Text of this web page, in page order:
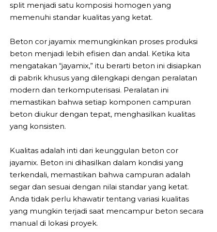
split menjadi satu komposisi homogen yang
memenuhi standar kualitas yang ketat.
Beton cor jayamix memungkinkan proses produksi
beton menjadi lebih efisien dan andal. Ketika kita
mengatakan “jayamix,” itu berarti beton ini disiapkan
di pabrik khusus yang dilengkapi dengan peralatan
modern dan terkomputerisasi. Peralatan ini
memastikan bahwa setiap komponen campuran
beton diukur dengan tepat, menghasilkan kualitas
yang konsisten.
Kualitas adalah inti dari keunggulan beton cor
jayamix. Beton ini dihasilkan dalam kondisi yang
terkendali, memastikan bahwa campuran adalah
segar dan sesuai dengan nilai standar yang ketat.
Anda tidak perlu khawatir tentang variasi kualitas
yang mungkin terjadi saat mencampur beton secara
manual di lokasi proyek.